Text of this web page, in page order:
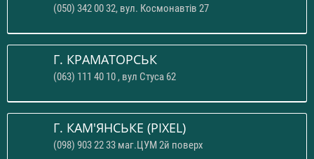
(050) 342 00 32, вул. Космонавтів 27
Г. КРАМАТОРСЬК
(063) 111 40 10 , вул Стуса 62
Г. КАМ'ЯНСЬКЕ (PIXEL)
(098) 903 22 33 маг.ЦУМ 2й поверх